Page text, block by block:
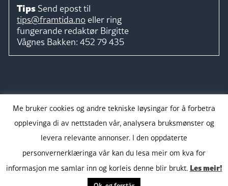
Tips Send epost til
tips@framtida.no eller ring
fungerande redaktør Birgitte
Vågnes Bakken: 452 79 435
Takk for støtta:
Me bruker cookies og andre tekniske løysingar for å forbetra
opplevinga di av nettstaden vår, analysera bruksmønster og
levera relevante annonser. I den oppdaterte
personvernerklæringa vår kan du lesa meir om kva for
informasjon me samlar inn og korleis denne blir brukt. Les meir!